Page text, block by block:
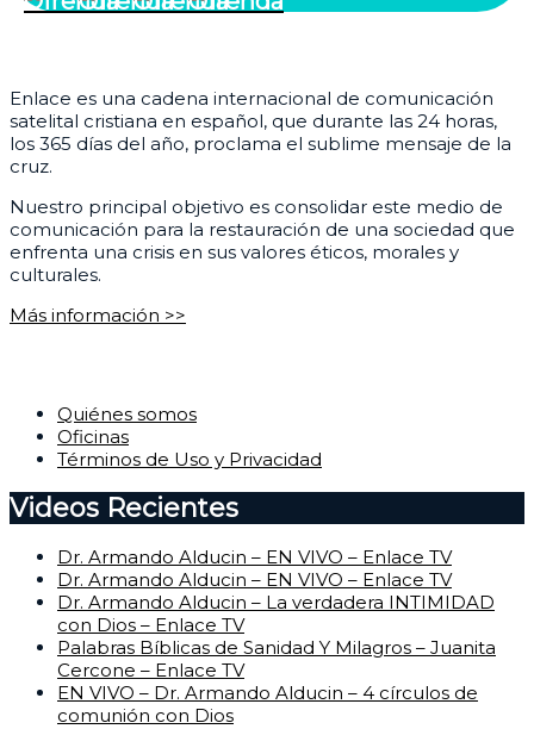
Enlace es una cadena internacional de comunicación
satelital cristiana en español, que durante las 24 horas,
los 365 días del año, proclama el sublime mensaje de la
cruz.
Nuestro principal objetivo es consolidar este medio de
comunicación para la restauración de una sociedad que
enfrenta una crisis en sus valores éticos, morales y
culturales.
Más información >>
Quiénes somos
Oficinas
Términos de Uso y Privacidad
Videos Recientes
Dr. Armando Alducin – EN VIVO – Enlace TV
Dr. Armando Alducin – EN VIVO – Enlace TV
Dr. Armando Alducin – La verdadera INTIMIDAD
con Dios – Enlace TV
Palabras Bíblicas de Sanidad Y Milagros – Juanita
Cercone – Enlace TV
EN VIVO – Dr. Armando Alducin – 4 círculos de
comunión con Dios